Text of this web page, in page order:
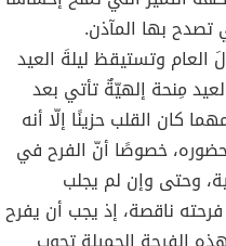
تصدح بها المآذن.
العام وتستيقظ ليلةَ العيد
مِنحة إلهيّةٌ تأتي بعد
كان القلب حزينًا إلّا أنه
حضوره، خصوصًا أنّ الفرح في
وحتى وإن لم يجلب
ناقصة، إذ يجب أن يفرح